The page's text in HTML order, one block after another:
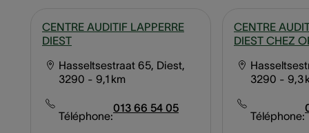
CENTRE AUDITIF LAPPERRE
DIEST
Hasseltsestraat 65, Diest,
3290 - 9,1 km
Téléphone:
013 66 54 05
CENTRE
DIEST CHEZ
3290 - 9,3
Téléphone: